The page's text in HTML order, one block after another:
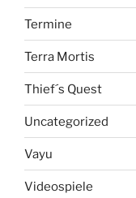
Termine
Terra Mortis
Thief´s Quest
Uncategorized
Vayu
Videospiele